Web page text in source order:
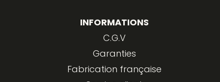
INFORMATIONS
C.G.V
Garanties
Fabrication française